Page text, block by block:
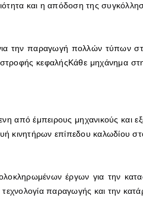
και η απόδοση της
την παραγωγή πολλών τύπων
κεφαλήςΚάθε μηχάνημα
έμπειρους μηχανικούς και
κινητήρων επίπεδου καλωδίου
έργων για την
παραγωγής και την